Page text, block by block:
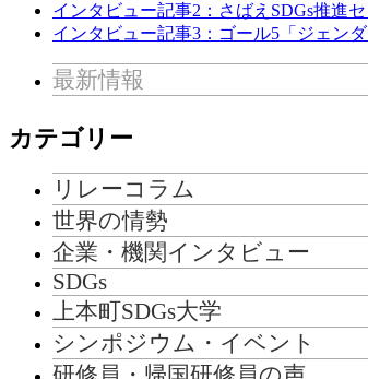
インタビュー記事2：さばえSDGs推進
インタビュー記事3：ゴール5「ジェン
最新情報
カテゴリー
リレーコラム
世界の情勢
企業・機関インタビュー
SDGs
上本町SDGs大学
シンポジウム・イベント
研修員・帰国研修員の声